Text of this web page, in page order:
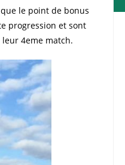
le point de bonus
progression et sont
4eme match.